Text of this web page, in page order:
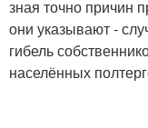
зная точно причин
они указывают -
гибель
населённых